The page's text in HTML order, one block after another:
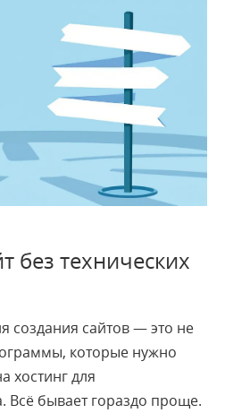
без технических
создания сайтов — это не
которые нужно
хостинг для
Всё бывает гораздо проще.